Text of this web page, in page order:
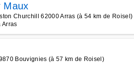
Maux
Churchill 62000 Arras (à 54 km de Roisel)
Arras
Bouvignies (à 57 km de Roisel)